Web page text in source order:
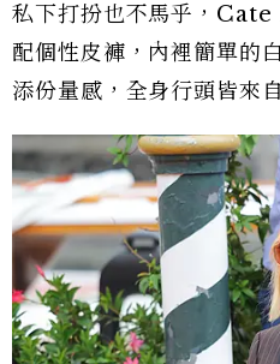
私下打扮也不馬乎，
配個性皮褲，內裡簡單的
添份量感，全身行頭皆